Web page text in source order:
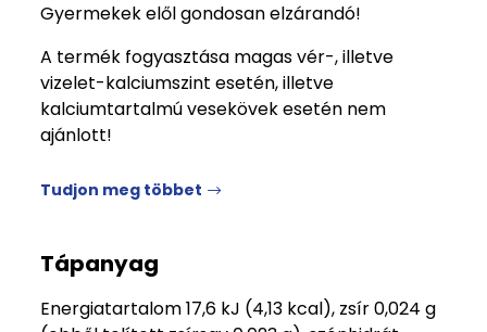
Gyermekek elől gondosan elzárandó!
A termék fogyasztása magas vér-, illetve
vizelet-kalciumszint esetén, illetve
kalciumtartalmú vesekövek esetén nem
ajánlott!
Tudjon meg többet
Tápanyag
Energiatartalom 17,6 kJ (4,13 kcal), zsír 0,024 g